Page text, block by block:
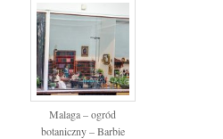
Malaga – ogród
botaniczny – Barbie